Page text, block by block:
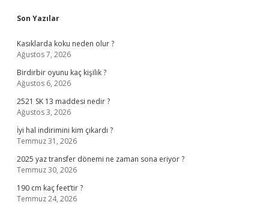
Sidebar
Son Yazılar
Kasıklarda koku neden olur ?
Ağustos 7, 2026
Birdirbir oyunu kaç kişilik ?
Ağustos 6, 2026
2521 SK 13 maddesi nedir ?
Ağustos 3, 2026
İyi hal indirimini kim çıkardı ?
Temmuz 31, 2026
2025 yaz transfer dönemi ne zaman sona eriyor ?
Temmuz 30, 2026
190 cm kaç feet’tir ?
Temmuz 24, 2026